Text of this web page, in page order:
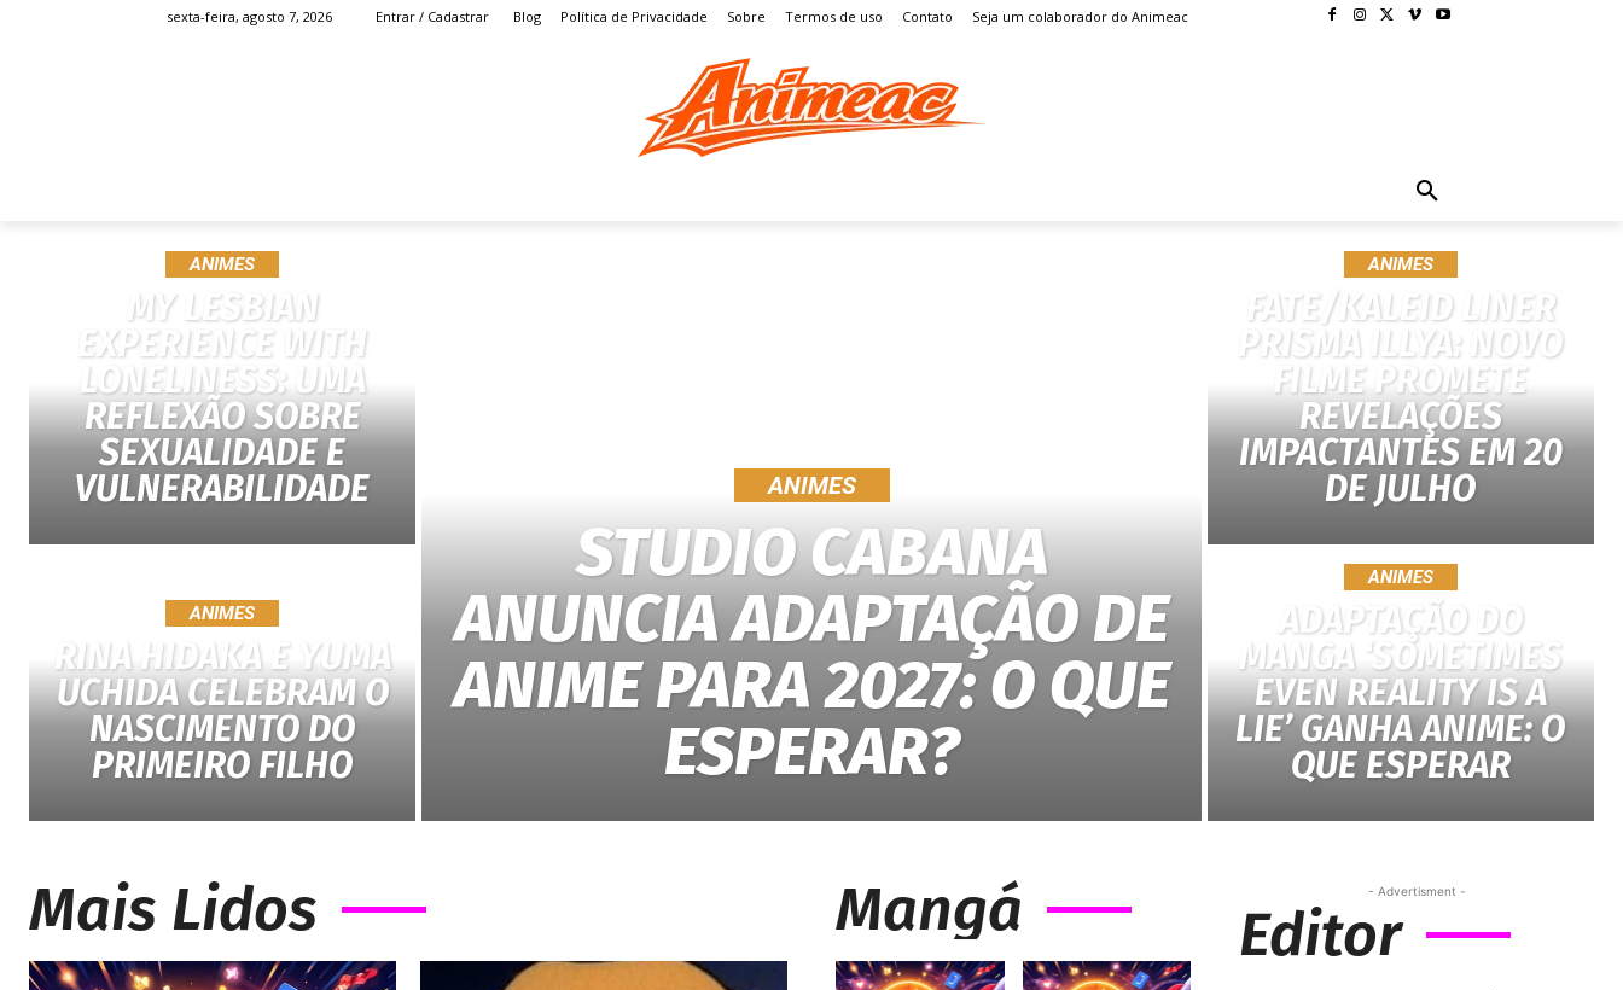
sexta-feira, agosto 7, 2026 Entrar / Cadastrar Blog Política de Privacidade Sobre Termos de uso Contato Seja um colaborador do Animeac
ANIMES
MY LESBIAN
EXPERIENCE WITH
LONELINESS: UMA
REFLEXÃO SOBRE
SEXUALIDADE E
VULNERABILIDADE
ANIMES
RINA HIDAKA E YUMA
UCHIDA CELEBRAM O
NASCIMENTO DO
PRIMEIRO FILHO
ANIMES
STUDIO CABANA
ANUNCIA ADAPTAÇÃO DE
ANIME PARA 2027: O QUE
ESPERAR?
ANIMES
FATE/KALEID LINER
PRISMA ILLYA: NOVO
FILME PROMETE
REVELAÇÕES
IMPACTANTES EM 20
DE JULHO
ANIMES
ADAPTAÇÃO DO
MANGA ‘SOMETIMES
EVEN REALITY IS A
LIE’ GANHA ANIME: O
QUE ESPERAR
Mais Lidos Mangá - Advertisment -
Editor